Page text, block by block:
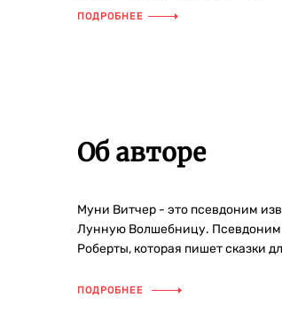
последней Тайны — Тайны Воды.
ПОДРОБНЕЕ
Об авторе
Муни Витчер - это псевдоним
Лунную Волшебницу. Псевдоним
Роберты, которая пишет сказки
ПОДРОБНЕЕ